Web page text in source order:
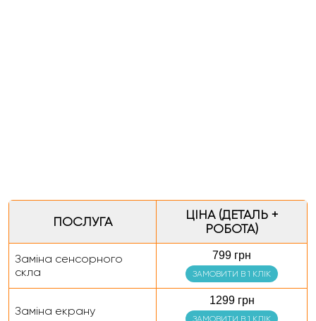
ПОСЛУГА
ЦІНА (ДЕТАЛЬ +
РОБОТА)
Заміна сенсорного
скла
799 грн
ЗАМОВИТИ В 1 КЛІК
Заміна екрану
1299 грн
ЗАМОВИТИ В 1 КЛІК